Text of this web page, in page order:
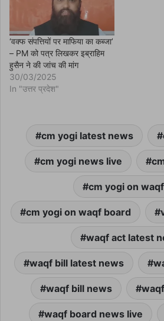
‘वक्फ संपत्तियों पर माफिया का कब्जा’
– PM को पत्र लिखकर इब्राहिम
हुसैन ने की जांच की मांग
30/03/2025
In "उत्तर प्रदेश"
cm yogi latest news
cm yogi news live
cm yogi on
cm yogi on waqf board
waqf act latest
waqf bill latest news
waqf bill news
waqf board news live